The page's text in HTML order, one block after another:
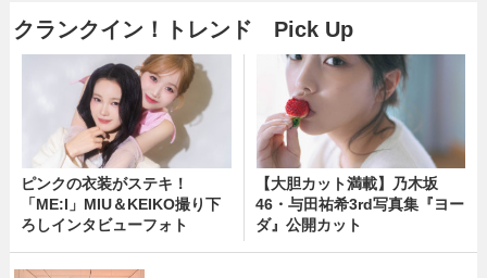
クランクイン！トレンド Pick Up
ピンクの衣装がステキ！
「ME:I」MIU＆KEIKO撮り下
ろしインタビューフォト
【大胆カット満載】乃木坂
46・与田祐希3rd写真集『ヨー
ダ』公開カット